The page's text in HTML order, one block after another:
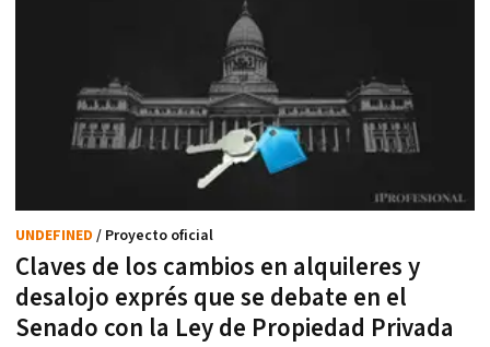
Claves de los cambios en alquileres y
desalojo exprés que se debate en el
Senado con la Ley de Propiedad Privada
UNDEFINED / Proyecto oficial